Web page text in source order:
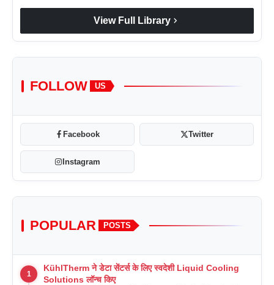
View Full Library chevron_right
FOLLOW US
Facebook Twitter
Instagram
POPULAR POSTS
1
KühlTherm ने डेटा सेंटर्स के लिए स्वदेशी Liquid Cooling
Solutions लॉन्च किए